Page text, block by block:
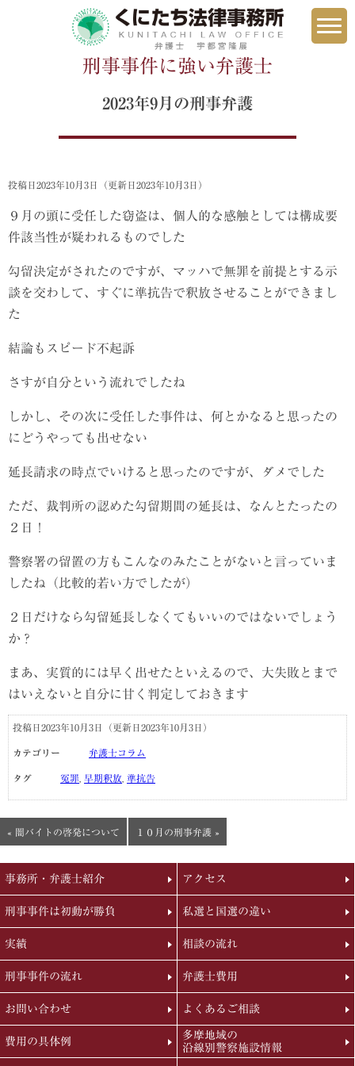
刑事事件
刑事事件に強い弁護士
2023年9月の刑事弁護
投稿日2023年10月3日 （更新日2023年10月3日）
９月の頭に受任した窃盗は、個人的な感触としては構成要
件該当性が疑われるものでした
勾留決定がされたのですが、マッハで無罪を前提とする示
談を交わして、すぐに準抗告で釈放させることができまし
た
結論もスピード不起訴
さすが自分という流れでしたね
しかし、その次に受任した事件は、何とかなると思ったの
にどうやっても出せない
延長請求の時点でいけると思ったのですが、ダメでした
ただ、裁判所の認めた勾留期間の延長は、なんとたったの
２日！
警察署の留置の方もこんなのみたことがないと言っていま
したね（比較的若い方でしたが）
２日だけなら勾留延長しなくてもいいのではないでしょう
か？
まあ、実質的には早く出せたといえるので、大失敗とまで
はいえないと自分に甘く判定しておきます
投稿日2023年10月3日 （更新日2023年10月3日）
カテゴリー 弁護士コラム
タグ 冤罪 早期釈放 準抗告
« 闇バイトの啓発について １０月の刑事弁護 »
事務所・弁護士紹介 アクセス
刑事事件は初動が勝負 私選と国選の違い
実績 相談の流れ
刑事事件の流れ 弁護士費用
お問い合わせ よくあるご相談
費用の具体例
多摩地域の
沿線別警察施設情報